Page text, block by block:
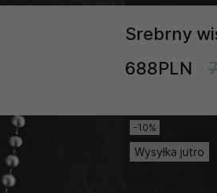
Srebrny
688PLN
-10%
Wysyłka jutro